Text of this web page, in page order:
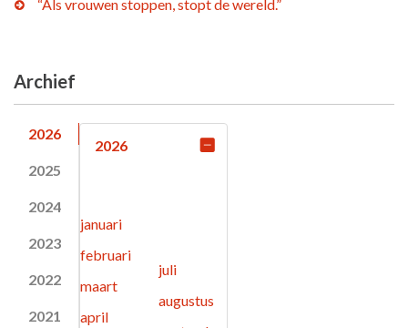
“Als vrouwen stoppen, stopt de wereld.”
Archief
2026
2025
2024
2023
2022
2021
2026
januari
februari
maart
april
juli
augustus